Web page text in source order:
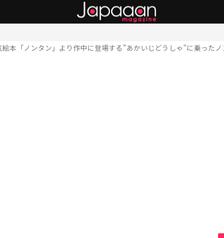
絵本「ノンタン」より作中に登場する”あかいじどうしゃ”に乗ったノ